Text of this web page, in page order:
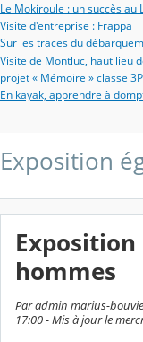
Le Mokiroule : un succès au
Visite d'entreprise : Frappa
Sur les traces du
Visite de Montluc, haut lieu
projet « Mémoire » classe
En kayak, apprendre à
Exposition
hommes
Par admin marius-
17:00 - Mis à jour le